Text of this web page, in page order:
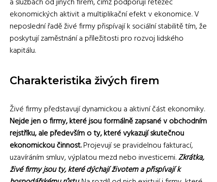
ekonomických aktivit a multiplikační efekt v ekonomice. V
neposlední řadě živé firmy přispívají k sociální stabilitě tím, že
poskytují zaměstnání a příležitosti pro rozvoj lidského
kapitálu.
Charakteristika živých firem
Živé firmy představují dynamickou a aktivní část ekonomiky.
Nejde jen o firmy, které jsou formálně zapsané v obchodním
rejstříku, ale především o ty, které vykazují skutečnou
ekonomickou činnost.Projevují se pravidelnou fakturací,
uzavíráním smluv, výplatou mezd nebo investicemi.Zkrátka,
živé firmy jsou ty, které dýchají životem a přispívají k